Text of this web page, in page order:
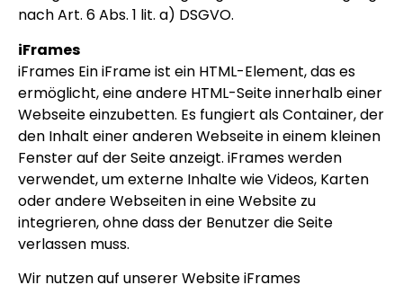
nach Art. 6 Abs. 1 lit. a) DSGVO.
iFrames
iFrames Ein iFrame ist ein HTML-Element, das es
ermöglicht, eine andere HTML-Seite innerhalb einer
Webseite einzubetten. Es fungiert als Container, der
den Inhalt einer anderen Webseite in einem kleinen
Fenster auf der Seite anzeigt. iFrames werden
verwendet, um externe Inhalte wie Videos, Karten
oder andere Webseiten in eine Website zu
integrieren, ohne dass der Benutzer die Seite
verlassen muss.
Wir nutzen auf unserer Website iFrames